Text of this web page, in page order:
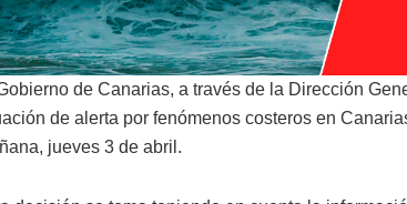
de Canarias, a través de la Dirección
de alerta por fenómenos costeros en
jueves 3 de abril.